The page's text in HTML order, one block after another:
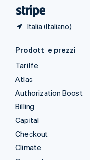
Italia (Italiano)
Prodotti e prezzi
Tariffe
Atlas
Authorization Boost
Billing
Capital
Checkout
Climate